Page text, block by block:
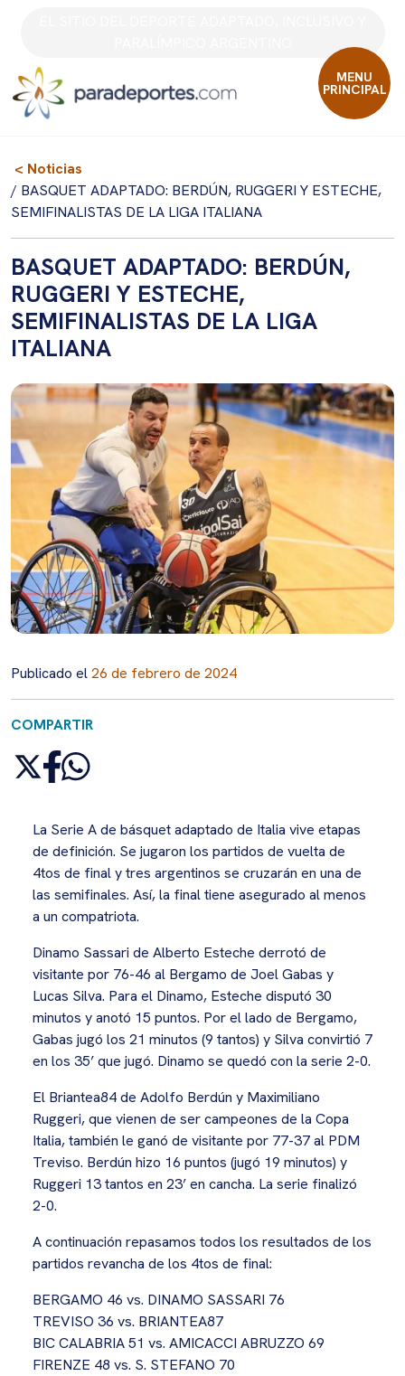
MENU
PRINCIPAL
< Noticias
/ BASQUET ADAPTADO: BERDÚN, RUGGERI Y ESTECHE,
SEMIFINALISTAS DE LA LIGA ITALIANA
BASQUET ADAPTADO: BERDÚN,
RUGGERI Y ESTECHE,
SEMIFINALISTAS DE LA LIGA
ITALIANA
Publicado el26 de febrero de 2024
COMPARTIR
La Serie A de básquet adaptado de Italia vive etapas
de definición. Se jugaron los partidos de vuelta de
4tos de final y tres argentinos se cruzarán en una de
las semifinales. Así, la final tiene asegurado al menos
a un compatriota.
Dinamo Sassari de Alberto Esteche derrotó de
visitante por 76-46 al Bergamo de Joel Gabas y
Lucas Silva. Para el Dinamo, Esteche disputó 30
minutos y anotó 15 puntos. Por el lado de Bergamo,
Gabas jugó los 21 minutos (9 tantos) y Silva convirtió 7
en los 35’ que jugó. Dinamo se quedó con la serie 2-0.
El Briantea84 de Adolfo Berdún y Maximiliano
Ruggeri, que vienen de ser campeones de la Copa
Italia, también le ganó de visitante por 77-37 al PDM
Treviso. Berdún hizo 16 puntos (jugó 19 minutos) y
Ruggeri 13 tantos en 23’ en cancha. La serie finalizó
2-0.
A continuación repasamos todos los resultados de los
partidos revancha de los 4tos de final:
BERGAMO 46 vs. DINAMO SASSARI 76
TREVISO 36 vs. BRIANTEA87
BIC CALABRIA 51 vs. AMICACCI ABRUZZO 69
FIRENZE 48 vs. S. STEFANO 70